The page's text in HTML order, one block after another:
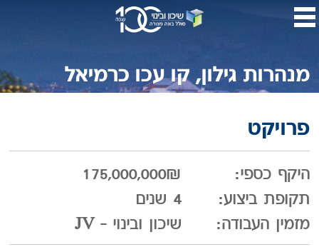
מנהרות גילון, קו עכו כרמיאל
פרויקט
היקף כספי:
175,000,000₪
תקופת ביצוע:
4 שנים
מזמין העבודה:
שיכון ובינוי - JV